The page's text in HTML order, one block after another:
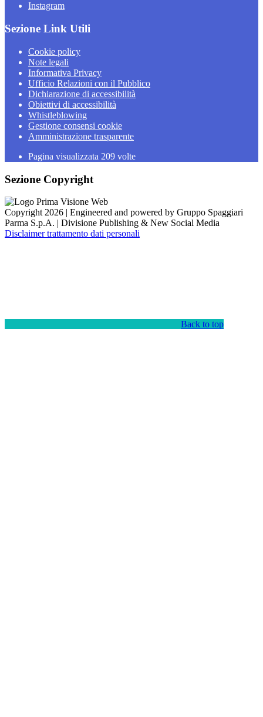
Instagram
Sezione Link Utili
Cookie policy
Note legali
Informativa Privacy
Ufficio Relazioni con il Pubblico
Dichiarazione di accessibilità
Obiettivi di accessibilità
Whistleblowing
Gestione consensi cookie
Amministrazione trasparente
Pagina visualizzata 209 volte
Sezione Copyright
Copyright 2026 | Engineered and powered by Gruppo Spaggiari
Parma S.p.A. | Divisione Publishing & New Social Media
Disclaimer trattamento dati personali
Back to top